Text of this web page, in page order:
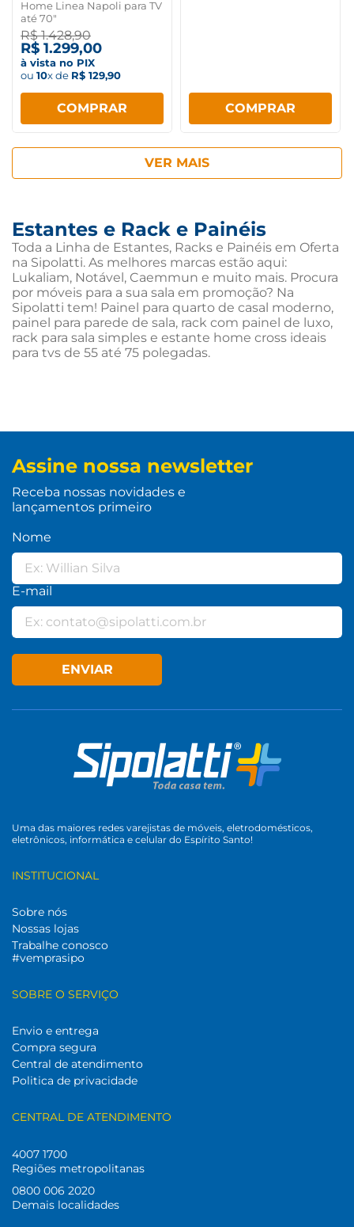
Home Linea Napoli para TV
até 70"
R$ 1.428,90
R$ 1.299,00
à vista no PIX
ou 10x de R$ 129,90
COMPRAR COMPRAR
Estantes e Rack e Painéis
Toda a Linha de Estantes, Racks e Painéis em Oferta
na Sipolatti. As melhores marcas estão aqui:
Lukaliam, Notável, Caemmun e muito mais. Procura
por móveis para a sua sala em promoção? Na
Sipolatti tem! Painel para quarto de casal moderno,
painel para parede de sala, rack com painel de luxo,
rack para sala simples e estante home cross ideais
para tvs de 55 até 75 polegadas.
Assine nossa newsletter
Receba nossas novidades e
lançamentos primeiro
Nome
E-mail
ENVIAR
Uma das maiores redes varejistas de móveis, eletrodomésticos,
eletrônicos, informática e celular do Espírito Santo!
INSTITUCIONAL
Sobre nós
Nossas lojas
Trabalhe conosco
#vemprasipo
SOBRE O SERVIÇO
Envio e entrega
Compra segura
Central de atendimento
Politica de privacidade
CENTRAL DE ATENDIMENTO
4007 1700
Regiões metropolitanas
0800 006 2020
Demais localidades